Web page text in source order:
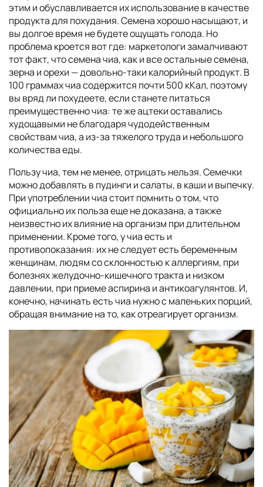
этим и обуславливается их использование в качестве
продукта для похудания. Семена хорошо насыщают, и
вы долгое время не будете ощущать голода. Но
проблема кроется вот где: маркетологи замалчивают
тот факт, что семена чиа, как и все остальные семена,
зерна и орехи — довольно-таки калорийный продукт. В
100 граммах чиа содержится почти 500 кКал, поэтому
вы вряд ли похудеете, если станете питаться
преимущественно чиа: те же ацтеки оставались
худощавыми не благодаря чудодейственным
свойствам чиа, а из-за тяжелого труда и небольшого
количества еды.
Пользу чиа, тем не менее, отрицать нельзя. Семечки
можно добавлять в пудинги и салаты, в каши и выпечку.
При употреблении чиа стоит помнить о том, что
официально их польза еще не доказана, а также
неизвестно их влияние на организм при длительном
применении. Кроме того, у чиа есть и
противопоказания: их не следует есть беременным
женщинам, людям со склонностью к аллергиям, при
болезнях желудочно-кишечного тракта и низком
давлении, при приеме аспирина и антикоагулянтов. И,
конечно, начинать есть чиа нужно с маленьких порций,
обращая внимание на то, как отреагирует организм.